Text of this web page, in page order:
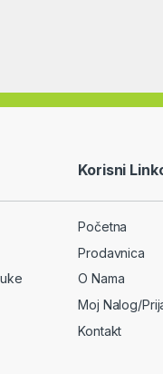
Korisni
Početna
Prodavnica
O Nama
Moj Nalog/
Kontakt